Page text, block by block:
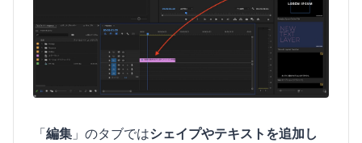
「編集 」のタブではシェイプやテキストを追加し